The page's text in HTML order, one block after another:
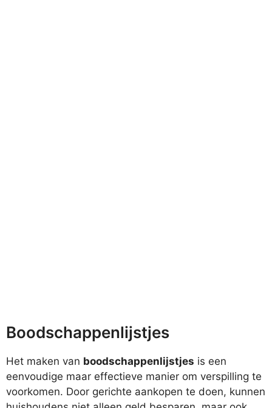
Boodschappenlijstjes
Het maken van boodschappenlijstjes is een
eenvoudige maar effectieve manier om verspilling te
voorkomen. Door gerichte aankopen te doen, kunnen